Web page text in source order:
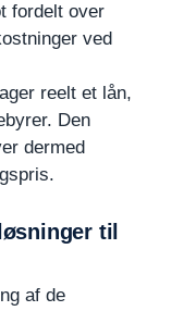
fordelt over
ved
reelt et lån,
Den
dermed
til
af de